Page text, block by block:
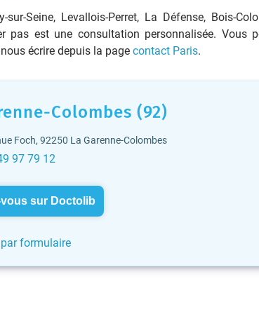
Seine, Levallois-Perret, La Défense, Bois-
pas est une consultation personnalisée. Vous
écrire depuis la page contact Paris.
Colombes (92)
Foch, 92250 La Garenne-Colombes
97 79 12
sur Doctolib
formulaire